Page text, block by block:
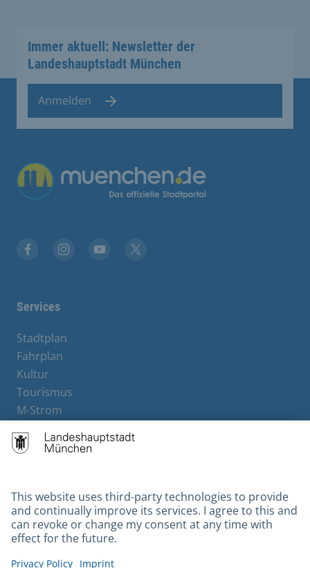
Immer aktuell: Newsletter der
Landeshauptstadt München
Anmelden
Übergreifende Links
Services
Stadtplan
Fahrplan
Kultur
Tourismus
M-Strom
Hotels
Contact
Barrierefreiheit
Leichte Sprache
Gebärdensprache